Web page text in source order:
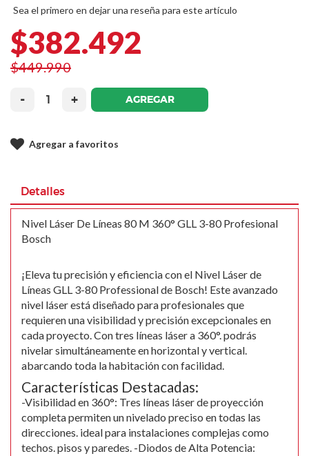
images
Sea el primero en dejar una reseña para este artículo
$382.492
$449.990
-
+ AGREGAR
Agregar a favoritos
Detalles
Nivel Láser De Líneas 80 M 360° GLL 3-80 Profesional
Bosch
¡Eleva tu precisión y eficiencia con el Nivel Láser de
Líneas GLL 3-80 Professional de Bosch! Este avanzado
nivel láser está diseñado para profesionales que
requieren una visibilidad y precisión excepcionales en
cada proyecto. Con tres líneas láser a 360°. podrás
nivelar simultáneamente en horizontal y vertical.
abarcando toda la habitación con facilidad.
Características Destacadas:
-Visibilidad en 360°: Tres líneas láser de proyección
completa permiten un nivelado preciso en todas las
direcciones. ideal para instalaciones complejas como
techos. pisos y paredes. -Diodos de Alta Potencia: